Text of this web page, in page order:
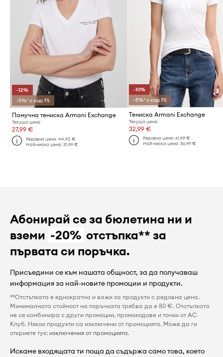
-12%
-5%* с код: FS
Памучна тениска Armani Exchange
Текуща цена:
27,99 €
Редовна цена:44,90 €
Най-ниска цена:31,99 €
-10%
-5%* с код: FS
Тениска Armani Exchange
Текуща цена:
32,99 €
Редовна цена: 61,99 €
Най-ниска цена: 36,99 €
Абонирай се за бюлетина ни и
вземи -20% отстъпка** за
първата си поръчка.
Присъедини се към нашата общност, за да получаваш
информация за най-новите промоции и продукти.
**Отстъпката е еднократна и важи за продукти с редовна цена.
Минималната стойност на поръчката трябва да е 80 €. Отстъпката
не се комбинира с други промоции, промокодове и точки от AC
Клуб. Някои продукти са изключени от промоцията. Може да ги
откриете тук: изключения от промоцията.
Искаме входящата ти поща да съдържа само това, което